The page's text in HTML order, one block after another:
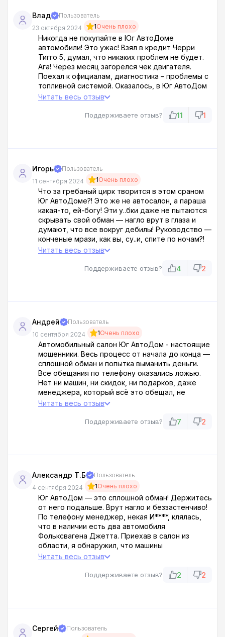
Влад
Пользователь
23 октября 2024
1Очень плохо
Никогда не покупайте в Юг АвтоДоме
автомобили! Это ужас! Взял в кредит Черри
Тигго 5, думал, что никаких проблем не будет.
Ага! Через месяц загорелся чек двигателя.
Поехал к официалам, диагностика – проблемы с
топливной системой. Оказалось, в Юг АвтоДом
залили какую-то бодягу вместо нормального
Мошенники! Написал претензию, жду ответа.
Читать весь отзыв
Поддерживаете отзыв? 11 1
Игорь
Пользователь
11 сентября 2024
1Очень плохо
Что за гребаный цирк творится в этом сраном
Юг АвтоДоме?! Это же не автосалон, а параша
какая-то, ей-богу! Эти у..бки даже не пытаются
скрывать свой обман — нагло врут в глаза и
думают, что все вокруг дебилы! Руководство —
конченые мрази, как вы, су..и, спите по ночам?!
Люди, не будьте лохами — пишите жалобы куда
проверками! Нах..й таких продавцов, берите
Читать весь отзыв
Поддерживаете отзыв? 4 2
Андрей
Пользователь
10 сентября 2024
1Очень плохо
Автомобильный салон Юг АвтоДом - настоящие
мошенники. Весь процесс от начала до конца —
сплошной обман и попытка выманить деньги.
Все обещания по телефону оказались ложью.
Нет ни машин, ни скидок, ни подарков, даже
менеджера, который всё это обещал, не
оказалось на месте. Цены и проценты по
ведут себя нагло и по-хамски. Не стоит тратить
Читать весь отзыв
Поддерживаете отзыв? 7 2
Александр Т.Б
Пользователь
4 сентября 2024
1Очень плохо
Юг АвтоДом — это сплошной обман! Держитесь
от него подальше. Врут нагло и беззастенчиво!
По телефону менеджер, некая И****, клялась,
что в наличии есть два автомобиля
Фольксвагена Джетта. Приехав в салон из
области, я обнаружил, что машины
действительно есть, но стоят на 310-425 тысяч
мне сказали, что она якобы ушла по личным
Читать весь отзыв
Поддерживаете отзыв? 2 2
Сергей
Пользователь